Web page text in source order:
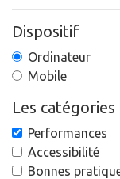
Dispositif
Ordinateur
Mobile
Les catégories
Performances
Accessibilité
Bonnes